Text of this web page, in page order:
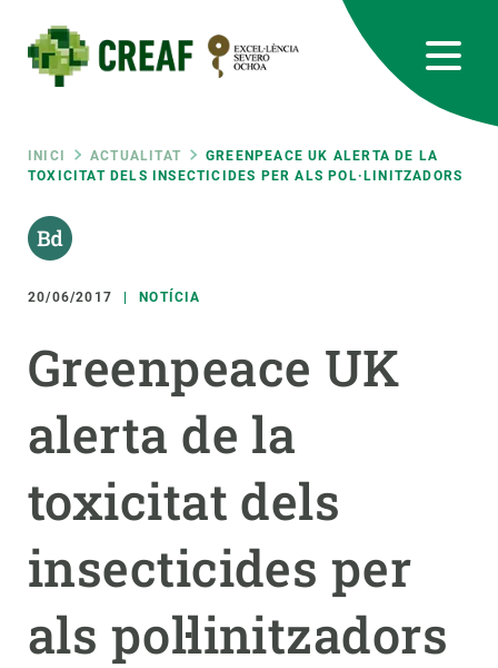
contingut
Fil
d'ariadna
INICI ACTUALITAT
GREENPEACE UK ALERTA DE LA
TOXICITAT DELS INSECTICIDES PER ALS POL·LINITZADORS
20/06/2017 NOTÍCIA
Greenpeace UK
alerta de la
toxicitat dels
insecticides per
als pol·linitzadors
RRSS
Featured
responsive
INTRANET
Responsive
menu
RECERCA
CIÈNCIA EN ACCIÓ
UNEIX-TE A NOSALTRES
PARTICIPA